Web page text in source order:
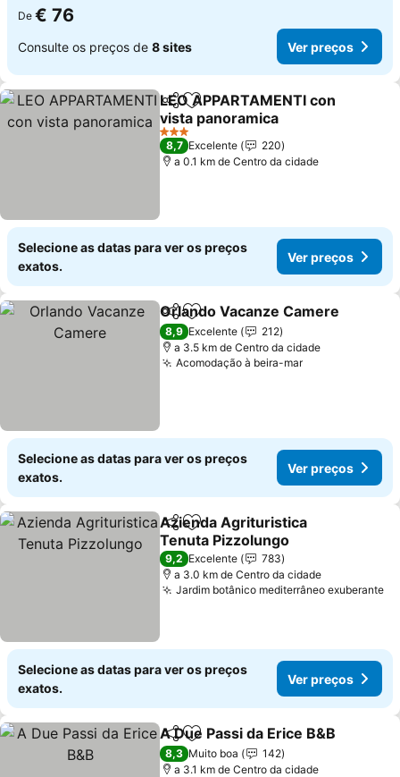
De € 76
Consulte os preços de 8 sites Ver preços
PartilharAdicionar aos favoritos
LEO APPARTAMENTI con
vista panoramica
3 Estrelas
8,7 Excelente
220
a 0.1 km de Centro da cidade
Selecione as datas para ver os preços
exatos.
Ver preços
PartilharAdicionar aos favoritos
Orlando Vacanze Camere
8,9 Excelente
212
a 3.5 km de Centro da cidade
Acomodação à beira-mar
Selecione as datas para ver os preços
exatos.
Ver preços
PartilharAdicionar aos favoritos
Azienda Agrituristica
Tenuta Pizzolungo
9,2 Excelente
783
a 3.0 km de Centro da cidade
Jardim botânico mediterrâneo exuberante
Selecione as datas para ver os preços
exatos.
Ver preços
PartilharAdicionar aos favoritos
A Due Passi da Erice B&B
8,3 Muito boa
142
a 3.1 km de Centro da cidade